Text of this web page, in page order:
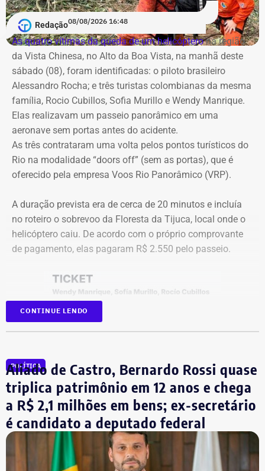
Redação08/08/2026 16:48
As quatro vítimas da queda de um helicópterona região
da Vista Chinesa, no Alto da Boa Vista, na manhã deste
sábado (08), foram identificadas: o piloto brasileiro
Alessandro Rocha; e três turistas colombianas da mesma
família, Rocio Cubillos, Sofia Murillo e Wendy Manrique.
Elas realizavam um passeio panorâmico em uma
aeronave sem portas antes do acidente.
As três contrataram uma volta pelos pontos turísticos do
Rio na modalidade “doors off” (sem as portas), que é
oferecido pela empresa Voos Rio Panorâmico (VRP).
A duração prevista era de cerca de 20 minutos e incluía
no roteiro o sobrevoo da Floresta da Tijuca, local onde o
helicóptero caiu. De acordo com o próprio comprovante
de pagamento, elas pagaram R$ 2.550 pelo passeio.
Bombeiros encontraram as vítimas
carbonizadas
CONTINUE LENDO
POLÍTICA
Aliado de Castro, Bernardo Rossi quase
triplica patrimônio em 12 anos e chega
a R$ 2,1 milhões em bens; ex-secretário
é candidato a deputado federal